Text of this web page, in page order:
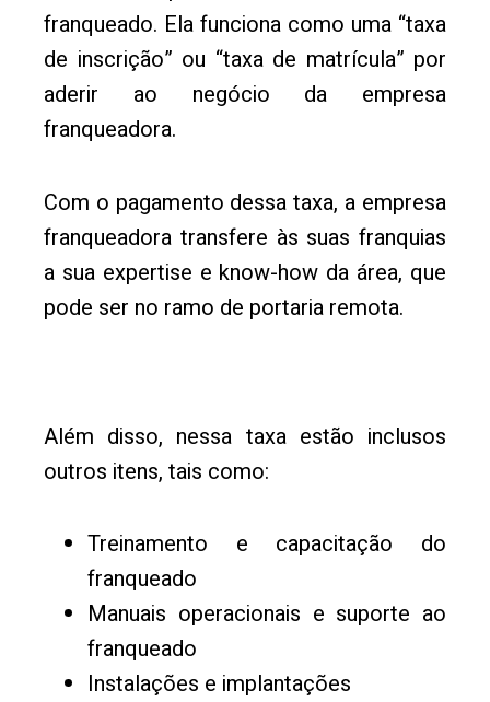
franqueado. Ela funciona como uma “taxa
de inscrição” ou “taxa de matrícula” por
aderir ao negócio da empresa
franqueadora.
Com o pagamento dessa taxa, a empresa
franqueadora transfere às suas franquias
a sua expertise e know-how da área, que
pode ser no ramo de portaria remota.
Além disso, nessa taxa estão inclusos
outros itens, tais como:
Treinamento e capacitação do
franqueado
Manuais operacionais e suporte ao
franqueado
Instalações e implantações